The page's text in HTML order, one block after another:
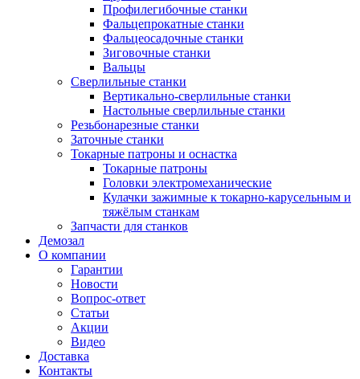
Профилегибочные станки
Фальцепрокатные станки
Фальцеосадочные станки
Зиговочные станки
Вальцы
Сверлильные станки
Вертикально-сверлильные станки
Настольные сверлильные станки
Резьбонарезные станки
Заточные станки
Токарные патроны и оснастка
Токарные патроны
Головки электромеханические
Кулачки зажимные к токарно-карусельным и
тяжёлым станкам
Запчасти для станков
Демозал
О компании
Гарантии
Новости
Вопрос-ответ
Статьи
Акции
Видео
Доставка
Контакты